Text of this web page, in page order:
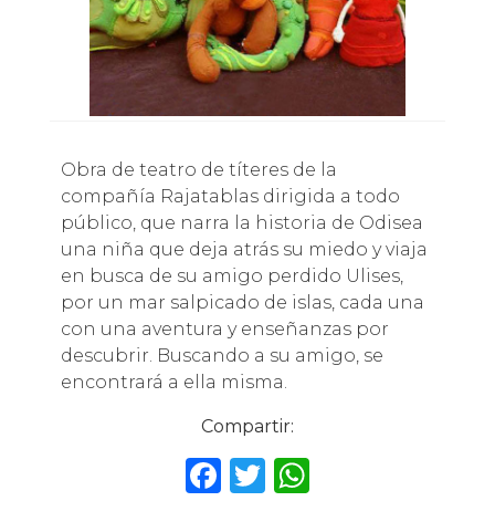
Obra de teatro de títeres de la
compañía Rajatablas dirigida a todo
público, que narra la historia de Odisea
una niña que deja atrás su miedo y viaja
en busca de su amigo perdido Ulises,
por un mar salpicado de islas, cada una
con una aventura y enseñanzas por
descubrir. Buscando a su amigo, se
encontrará a ella misma.
Compartir:
F T W